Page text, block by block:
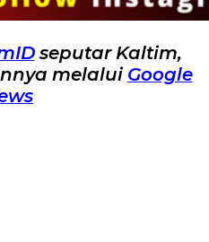
seputar Kaltim,
melalui Google